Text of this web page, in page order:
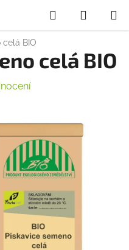
Hledat
KOŠÍK
celá BIO
celá BIO